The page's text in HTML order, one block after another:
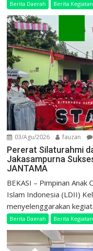
Berita Daerah Berita Kegiatan
03/Agu/2026 fauzan
Pererat Silaturahmi
Jakasampurna
JANTAMA
BEKASI – Pimpinan Anak
Islam Indonesia (LDII)
menyelenggarakan
Berita Daerah Berita Kegiatan